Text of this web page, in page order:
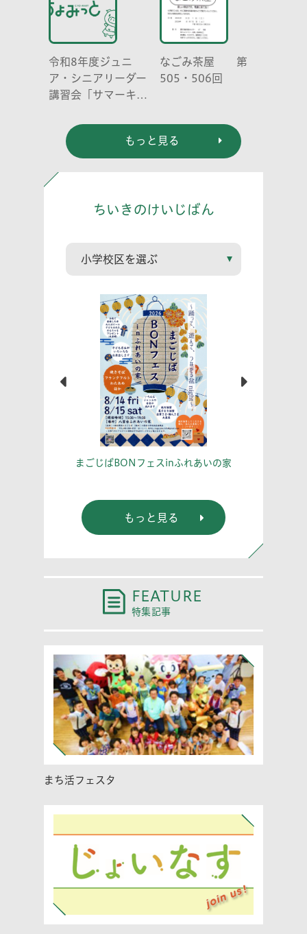
令和8年度ジュニ
ア・シニアリーダー
講習会「サマーキャ
なごみ茶屋 第
505・506回
もっと見る
ちいきのけいじばん
まごじばBONフェスinふれあいの家
もっと見る
FEATURE
特集記事
まち活フェスタ